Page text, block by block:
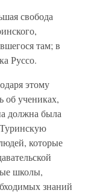
свобода
там; в
Руссо.
этому
об учениках,
должна была
которые
школы,
знаний